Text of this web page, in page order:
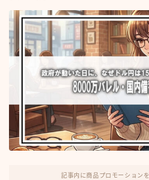
出品ノウハウ
フリマ物販
Yahoo出品
メルカリ販売
投資・株
FX・仮想通貨
リスキング・ラーニング
記事内に商品プロモーション